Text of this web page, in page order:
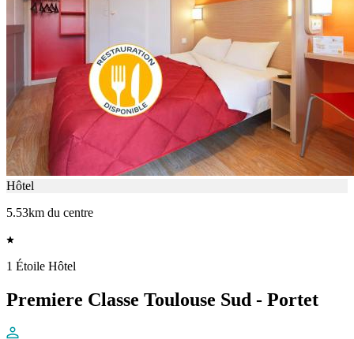
Hôtel
5.53km du centre
1 Étoile Hôtel
Premiere Classe Toulouse Sud - Portet